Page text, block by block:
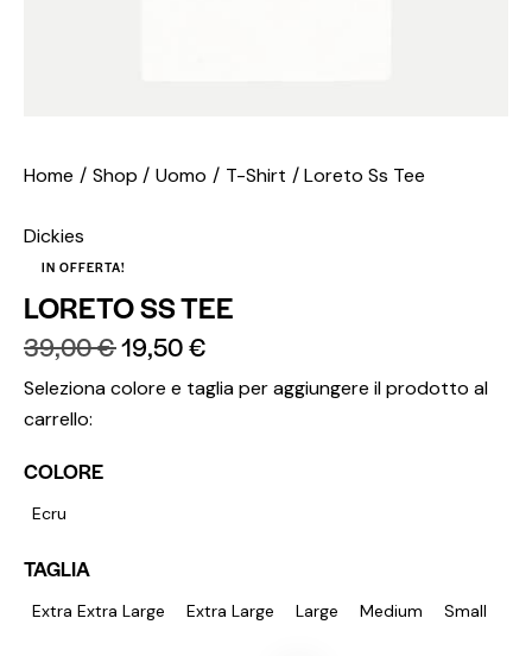
Home Shop Uomo T-Shirt Loreto Ss Tee
Dickies
IN OFFERTA!
LORETO SS TEE
39,00€19,50€
Seleziona colore e taglia per aggiungere il prodotto al
carrello:
COLORE
Ecru
TAGLIA
Extra Extra Large Extra Large Large Medium Small